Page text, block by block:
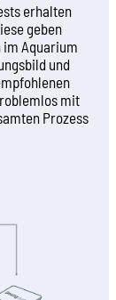
erhalten
geben
im Aquarium
und
mit
Prozess